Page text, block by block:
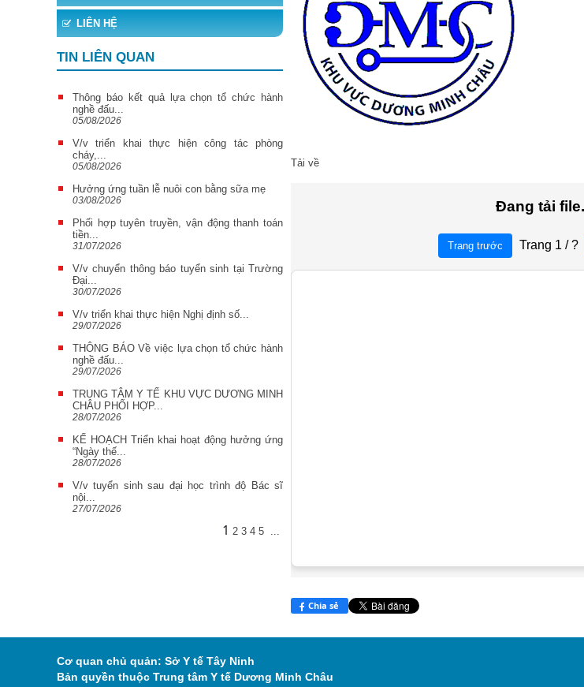
LIÊN HỆ
TIN LIÊN QUAN
Thông báo kết quả lựa chọn tổ chức hành
nghề đấu...
05/08/2026
V/v triển khai thực hiện công tác phòng
cháy,...
05/08/2026
Hưởng ứng tuần lễ nuôi con bằng sữa mẹ
03/08/2026
Phối hợp tuyên truyền, vận động thanh toán
tiền...
31/07/2026
V/v chuyển thông báo tuyển sinh tại Trường
Đại...
30/07/2026
V/v triển khai thực hiện Nghị định số...
29/07/2026
THÔNG BÁO Về việc lựa chọn tổ chức hành
nghề đấu...
29/07/2026
TRUNG TÂM Y TẾ KHU VỰC DƯƠNG MINH
CHÂU PHỐI HỢP...
28/07/2026
KẾ HOẠCH Triển khai hoạt động hưởng ứng
“Ngày thế...
28/07/2026
V/v tuyển sinh sau đại học trình độ Bác sĩ
nội...
27/07/2026
1 2 3 4 5 ...
Tải về
Chia sẻ
Cơ quan chủ quản: Sở Y tế Tây Ninh
Bản quyền thuộc Trung tâm Y tế Dương Minh Châu